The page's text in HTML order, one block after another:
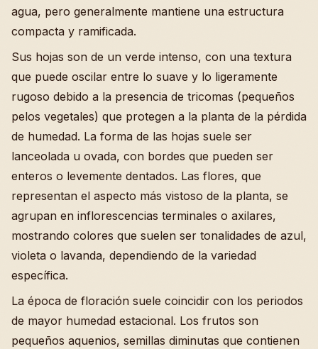
agua, pero generalmente mantiene una estructura
compacta y ramificada.
Sus hojas son de un verde intenso, con una textura
que puede oscilar entre lo suave y lo ligeramente
rugoso debido a la presencia de tricomas (pequeños
pelos vegetales) que protegen a la planta de la pérdida
de humedad. La forma de las hojas suele ser
lanceolada u ovada, con bordes que pueden ser
enteros o levemente dentados. Las flores, que
representan el aspecto más vistoso de la planta, se
agrupan en inflorescencias terminales o axilares,
mostrando colores que suelen ser tonalidades de azul,
violeta o lavanda, dependiendo de la variedad
específica.
La época de floración suele coincidir con los periodos
de mayor humedad estacional. Los frutos son
pequeños aquenios, semillas diminutas que contienen